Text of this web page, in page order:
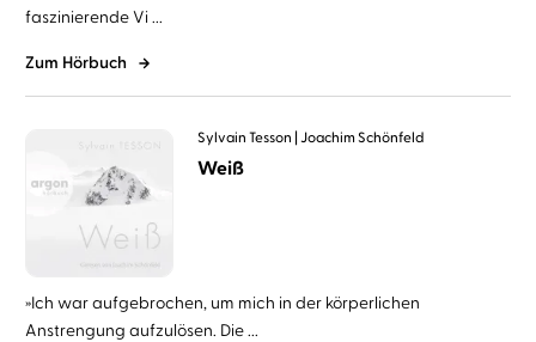
faszinierende Vi ...
Zum Hörbuch
Sylvain Tesson Joachim Schönfeld
Weiß
»Ich war aufgebrochen, um mich in der körperlichen
Anstrengung aufzulösen. Die ...